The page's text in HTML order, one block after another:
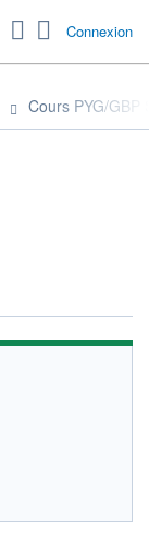
Connexion
Cours PYG/GBP